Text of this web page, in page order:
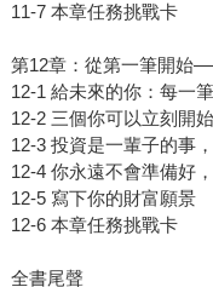
11-7 本章任務挑戰卡
第12章：從第一筆開始
12-1 給未來的你：每一
12-2 三個你可以立刻開
12-3 投資是一輩子的事
12-4 你永遠不會準備好
12-5 寫下你的財富願景
12-6 本章任務挑戰卡
全書尾聲